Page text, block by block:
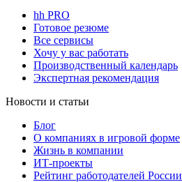
hh PRO
Готовое резюме
Все сервисы
Хочу у вас работать
Производственный календарь
Экспертная рекомендация
Новости и статьи
Блог
О компаниях в игровой форме
Жизнь в компании
ИТ-проекты
Рейтинг работодателей России